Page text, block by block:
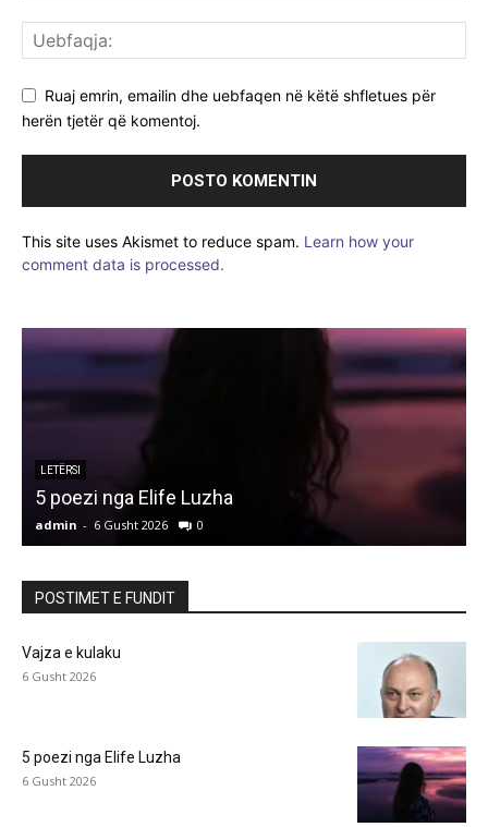
Ruaj emrin, emailin dhe uebfaqen në këtë shfletues për
herën tjetër që komentoj.
This site uses Akismet to reduce spam. Learn how your
comment data is processed.
LETËRSI
5 poezi nga Elife Luzha
admin - 6 Gusht 2026 0
POSTIMET E FUNDIT
Vajza e kulaku
6 Gusht 2026
5 poezi nga Elife Luzha
6 Gusht 2026